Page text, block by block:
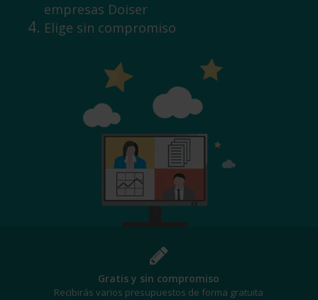
empresas Doiser
Elige sin compromiso
Gratis y sin compromiso
Recibirás varios presupuestos de forma gratuita